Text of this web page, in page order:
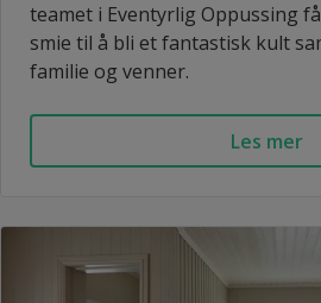
teamet i Eventyrlig Oppussing
smie til å bli et fantastisk kult
familie og venner.
Les mer